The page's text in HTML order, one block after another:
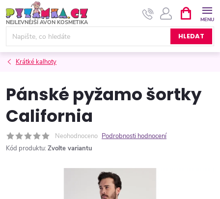
na
obsah
HLEDAT
NÁKUPNÍ
KOŠÍK
Krátké kalhoty
Pánské pyžamo šortky
California
Neohodnoceno Podrobnosti hodnocení
Kód produktu: Zvolte variantu